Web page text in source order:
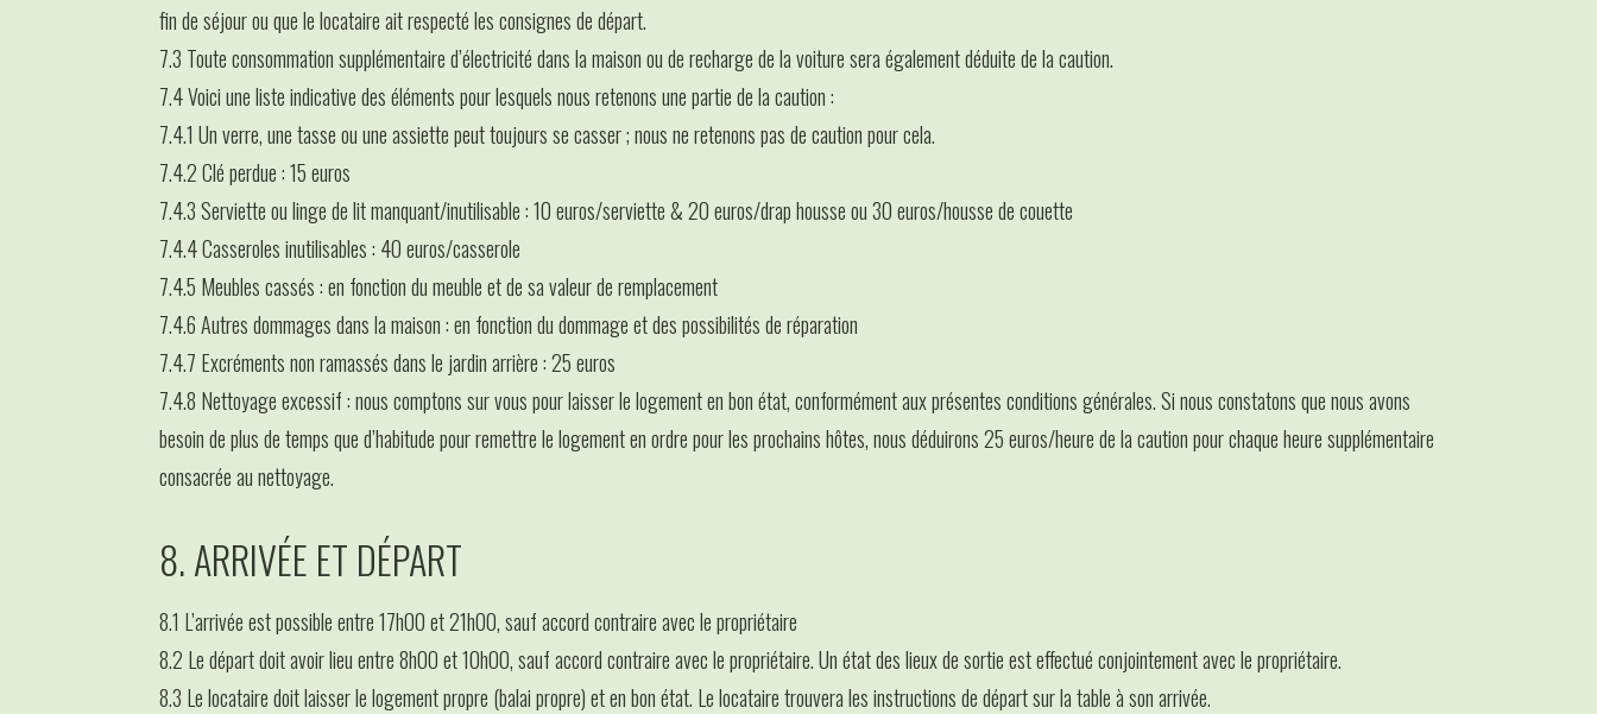
fin de séjour ou que le locataire ait respecté les consignes de départ.
7.3 Toute consommation supplémentaire d’électricité dans la maison ou de recharge de la voiture sera également déduite de la caution.
7.4 Voici une liste indicative des éléments pour lesquels nous retenons une partie de la caution :
7.4.1 Un verre, une tasse ou une assiette peut toujours se casser ; nous ne retenons pas de caution pour cela.
7.4.2 Clé perdue : 15 euros
7.4.3 Serviette ou linge de lit manquant/inutilisable : 10 euros/serviette & 20 euros/drap housse ou 30 euros/housse de couette
7.4.4 Casseroles inutilisables : 40 euros/casserole
7.4.5 Meubles cassés : en fonction du meuble et de sa valeur de remplacement
7.4.6 Autres dommages dans la maison : en fonction du dommage et des possibilités de réparation
7.4.7 Excréments non ramassés dans le jardin arrière : 25 euros
7.4.8 Nettoyage excessif : nous comptons sur vous pour laisser le logement en bon état, conformément aux présentes conditions générales. Si nous constatons que nous avons
besoin de plus de temps que d’habitude pour remettre le logement en ordre pour les prochains hôtes, nous déduirons 25 euros/heure de la caution pour chaque heure supplémentaire
consacrée au nettoyage.
8. ARRIVÉE ET DÉPART
8.1 L’arrivée est possible entre 17h00 et 21h00, sauf accord contraire avec le propriétaire
8.2 Le départ doit avoir lieu entre 8h00 et 10h00, sauf accord contraire avec le propriétaire. Un état des lieux de sortie est effectué conjointement avec le propriétaire.
8.3 Le locataire doit laisser le logement propre (balai propre) et en bon état. Le locataire trouvera les instructions de départ sur la table à son arrivée.